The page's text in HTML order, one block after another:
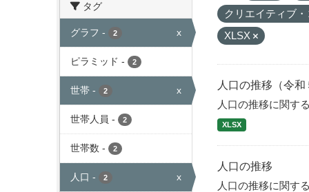
タグ
グラフ - 2 x
ピラミッド - 2
世帯 - 2 x
世帯人員 - 2
世帯数 - 2
人口 - 2 x
クリエイティブ
XLSX
人口の推移（令和
人口の推移に関す
XLSX
人口の推移
人口の推移に関す